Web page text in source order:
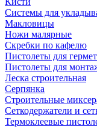
Системы для
Макловицы
Ножи малярные
Скребки по кафелю
Пистолеты для
Пистолеты для
Леска строительная
Серпянка
Строительные
Сеткодержатели и
Термоклеевые